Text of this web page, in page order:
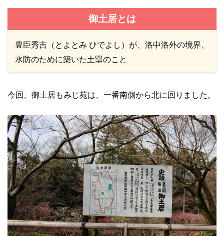
御土居とは
豊臣秀吉（とよとみ ひでよし）が、洛中洛外の境界、
水防のために築いた土塁のこと
今回、御土居もみじ苑は、一番南側から北に回りました。